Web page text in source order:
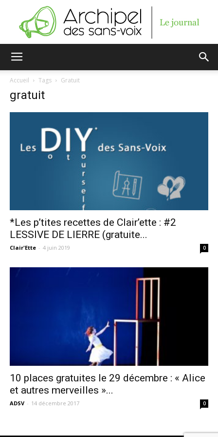
sans-
voix
Accueil Tags Gratuit
gratuit
*Les p’tites recettes de Clair’ette : #2
LESSIVE DE LIERRE (gratuite...
Clair'Ette - 4 juin 2019 0
10 places gratuites le 29 décembre : « Alice
et autres merveilles »...
ADSV - 14 décembre 2017 0